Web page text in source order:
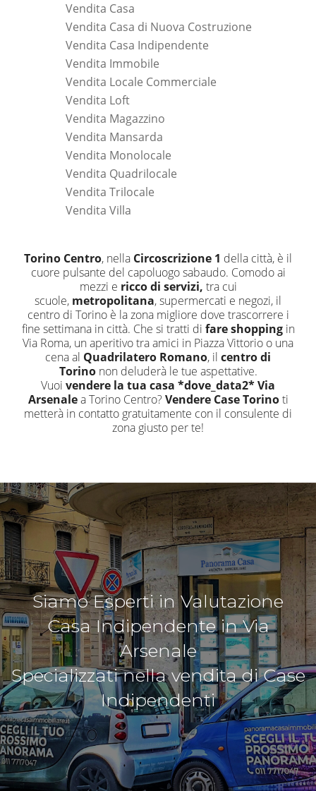
Vendita Casa
Vendita Casa di Nuova Costruzione
Vendita Casa Indipendente
Vendita Immobile
Vendita Locale Commerciale
Vendita Loft
Vendita Magazzino
Vendita Mansarda
Vendita Monolocale
Vendita Quadrilocale
Vendita Trilocale
Vendita Villa
Torino Centro, nella Circoscrizione 1 della città, è il
cuore pulsante del capoluogo sabaudo. Comodo ai
mezzi e ricco di servizi, tra cui
scuole, metropolitana, supermercati e negozi, il
centro di Torino è la zona migliore dove trascorrere i
fine settimana in città. Che si tratti di fare shoppingin
Via Roma, un aperitivo tra amici in Piazza Vittorio o una
cena al Quadrilatero Romano, il centro di
Torinonon deluderà le tue aspettative.
Vuoi vendere la tua casa *dove_data2* Via
Arsenalea Torino Centro? Vendere Case Torinoti
metterà in contatto gratuitamente con il consulente di
zona giusto per te!
Siamo Esperti in Valutazione
Casa Indipendente in Via
Arsenale
Specializzati nella vendita di Case
Indipendenti